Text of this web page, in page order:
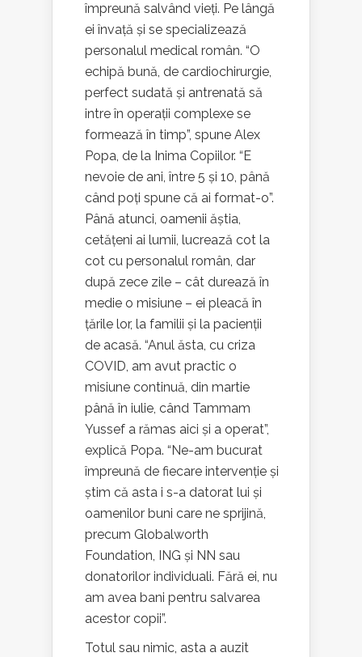
împreună salvând vieți. Pe lângă
ei învață și se specializează
personalul medical român. “O
echipă bună, de cardiochirurgie,
perfect sudată și antrenată să
intre în operații complexe se
formează în timp”, spune Alex
Popa, de la Inima Copiilor. “E
nevoie de ani, între 5 și 10, până
când poți spune că ai format-o”.
Până atunci, oamenii ăștia,
cetățeni ai lumii, lucrează cot la
cot cu personalul român, dar
după zece zile – cât durează în
medie o misiune – ei pleacă în
țările lor, la familii și la pacienții
de acasă. “Anul ăsta, cu criza
COVID, am avut practic o
misiune continuă, din martie
până în iulie, când Tammam
Yussef a rămas aici și a operat”,
explică Popa. “Ne-am bucurat
împreună de fiecare intervenție și
știm că asta i s-a datorat lui și
oamenilor buni care ne sprijină,
precum Globalworth
Foundation, ING și NN sau
donatorilor individuali. Fără ei, nu
am avea bani pentru salvarea
acestor copii”.
Totul sau nimic, asta a auzit